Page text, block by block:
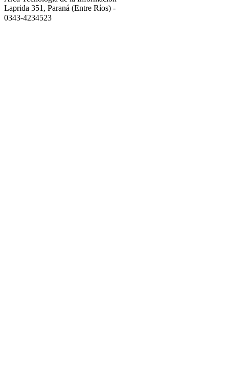
Laprida 351, Paraná (Entre Ríos) -
0343-4234523